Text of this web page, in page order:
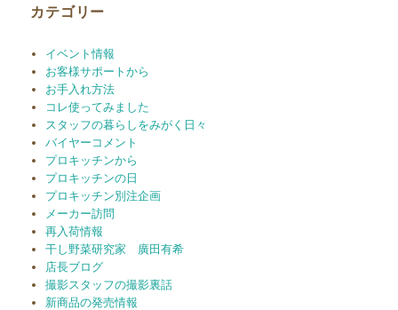
カテゴリー
イベント情報
お客様サポートから
お手入れ方法
コレ使ってみました
スタッフの暮らしをみがく日々
バイヤーコメント
プロキッチンから
プロキッチンの日
プロキッチン別注企画
メーカー訪問
再入荷情報
干し野菜研究家 廣田有希
店長ブログ
撮影スタッフの撮影裏話
新商品の発売情報